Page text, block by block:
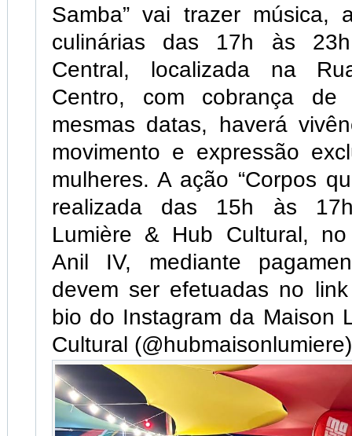
Samba” vai trazer música,
culinárias das 17h às
Central, localizada na
Centro, com cobrança de
mesmas datas, haverá
movimento e expressão
mulheres. A ação “Corpos
realizada das 15h às
Lumière & Hub Cultural,
Anil IV, mediante
devem ser efetuadas no
bio do Instagram da Maison
Cultural